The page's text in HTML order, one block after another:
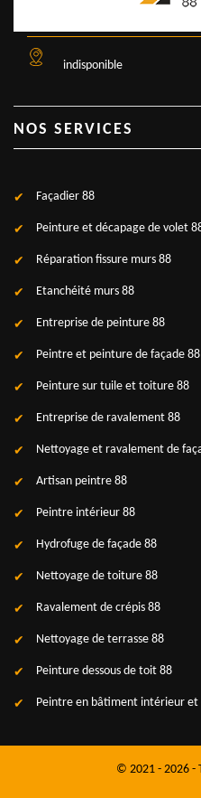
indisponible
NOS SERVICES
Façadier 88
Peinture et décapage de volet
Réparation fissure murs 88
Etanchéité murs 88
Entreprise de peinture 88
Peintre et peinture de façade 88
Peinture sur tuile et toiture 88
Entreprise de ravalement 88
Nettoyage et ravalement de
Artisan peintre 88
Peintre intérieur 88
Hydrofuge de façade 88
Nettoyage de toiture 88
Ravalement de crépis 88
Nettoyage de terrasse 88
Peinture dessous de toit 88
Peintre en bâtiment intérieur
© 2021 - 2026 -